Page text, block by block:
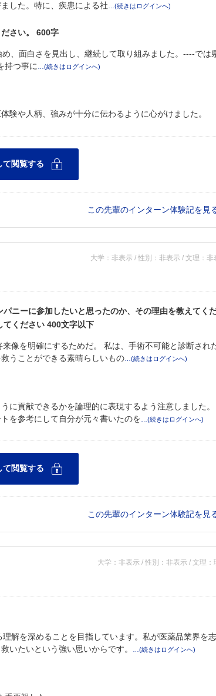
した。特に、疾患による社
さい。 600字
、面白さを見出し、継続して取り組みました。----では
持つ事に
験や人柄、強みが十分に伝わるように心がけました。
この先輩のインターン体験記を見
大学：非表示 / 性別：非表示 / 文理：非
ニーに参加したいと思ったのか、その理由を教えてく
ください 400文字以下
像を明確にするためだ。 私は、手術不可能と診断され
うことができる素晴らしいもの
に貢献できるかを論理的に表現するよう注意しました。
を参考にして自分が元々書いたのを
この先輩のインターン体験記を見
大学：非表示 / 性別：非表示 / 文理：
解を深めることを目指しています。私が医薬品業界を
いたいという強い思いからです。